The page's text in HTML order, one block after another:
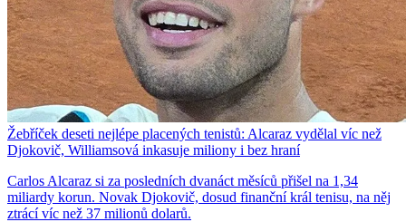
Žebříček deseti nejlépe placených tenistů: Alcaraz vydělal víc než
Djokovič, Williamsová inkasuje miliony i bez hraní
Carlos Alcaraz si za posledních dvanáct měsíců přišel na 1,34
miliardy korun. Novak Djokovič, dosud finanční král tenisu, na něj
ztrácí víc než 37 milionů dolarů.